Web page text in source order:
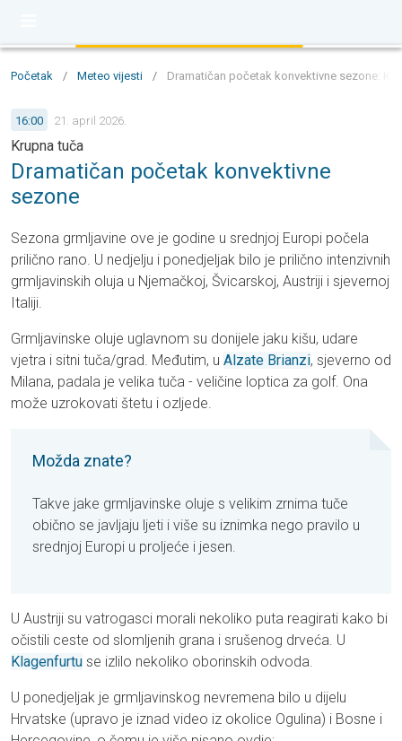
Početak / Meteo vijesti / Dramatičan početak konvektivne sezone:
16:00 21. april 2026.
Krupna tuča
Dramatičan početak konvektivne
sezone
Sezona grmljavine ove je godine u srednjoj Europi počela
prilično rano. U nedjelju i ponedjeljak bilo je prilično intenzivnih
grmljavinskih oluja u Njemačkoj, Švicarskoj, Austriji i sjevernoj
Italiji.
Grmljavinske oluje uglavnom su donijele jaku kišu, udare
vjetra i sitni tuča/grad. Međutim, u Alzate Brianzi, sjeverno od
Milana, padala je velika tuča - veličine loptica za golf. Ona
može uzrokovati štetu i ozljede.
Možda znate?
Takve jake grmljavinske oluje s velikim zrnima tuče
obično se javljaju ljeti i više su iznimka nego pravilo u
srednjoj Europi u proljeće i jesen.
U Austriji su vatrogasci morali nekoliko puta reagirati kako bi
očistili ceste od slomljenih grana i srušenog drveća. U
Klagenfurtu se izlilo nekoliko oborinskih odvoda.
U ponedjeljak je grmljavinskog nevremena bilo u dijelu
Hrvatske (upravo je iznad video iz okolice Ogulina) i Bosne i